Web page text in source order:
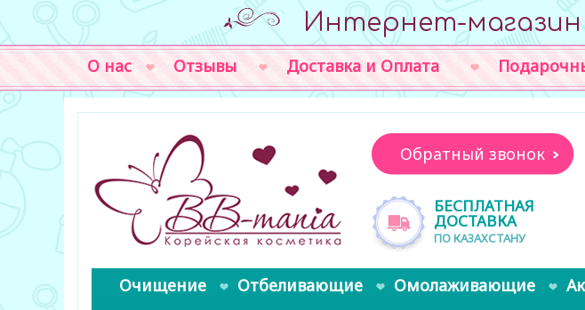
Интернет-магазин
О нас Отзывы Доставка и Оплата
Обратный звонок
БЕСПЛАТНАЯ
ДОСТАВКА
ПО КАЗАХСТАНУ
Очищение Отбеливающие Омолаживающие